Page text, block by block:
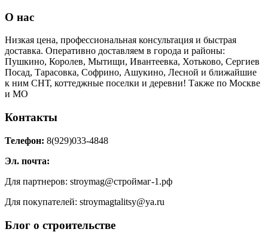
О нас
Низкая цена, профессиональная консультация и быстрая
доставка. Оперативно доставляем в города и районы:
Пушкино, Королев, Мытищи, Ивантеевка, Хотьково, Сергиев
Посад, Тарасовка, Софрино, Ашукино, Лесной и ближайшие
к ним СНТ, коттеджные поселки и деревни! Также по Москве
и МО
Контакты
Телефон: 8(929)033-4848
Эл. почта:
Для партнеров: stroymag@строймаг-1.рф
Для покупателей: stroymagtalitsy@ya.ru
Блог о строительстве